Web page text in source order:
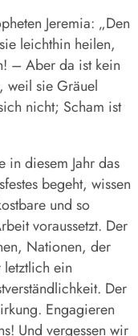
Jeremia: „Den
leichthin heilen,
– Aber da ist kein
weil sie Gräuel
nicht; Scham ist
in diesem Jahr das
begeht, wissen
und so
voraussetzt. Der
Nationen, der
ein
Der
Engagieren
Und vergessen wir